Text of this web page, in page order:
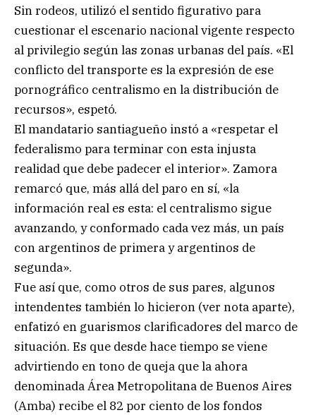
Sin rodeos, utilizó el sentido figurativo para
cuestionar el escenario nacional vigente respecto
al privilegio según las zonas urbanas del país. «El
conflicto del transporte es la expresión de ese
pornográfico centralismo en la distribución de
recursos», espetó.
El mandatario santiagueño instó a «respetar el
federalismo para terminar con esta injusta
realidad que debe padecer el interior». Zamora
remarcó que, más allá del paro en sí, «la
información real es esta: el centralismo sigue
avanzando, y conformado cada vez más, un país
con argentinos de primera y argentinos de
segunda».
Fue así que, como otros de sus pares, algunos
intendentes también lo hicieron (ver nota aparte),
enfatizó en guarismos clarificadores del marco de
situación. Es que desde hace tiempo se viene
advirtiendo en tono de queja que la ahora
denominada Área Metropolitana de Buenos Aires
(Amba) recibe el 82 por ciento de los fondos